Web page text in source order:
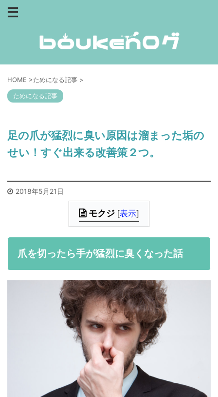
HOME >ためになる記事 >
ためになる記事
足の爪が猛烈に臭い原因は溜まった垢の
せい！すぐ出来る改善策２つ。
2018年5月21日
モクジ [表示]
爪を切ったら手が猛烈に臭くなった話